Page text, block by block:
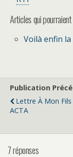
Articles qui
Voilà enfin
Publication
Lettre À Mon
ACTA
7 réponses